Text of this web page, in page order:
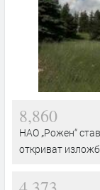
8,860
НАО „Рожен“
откриват